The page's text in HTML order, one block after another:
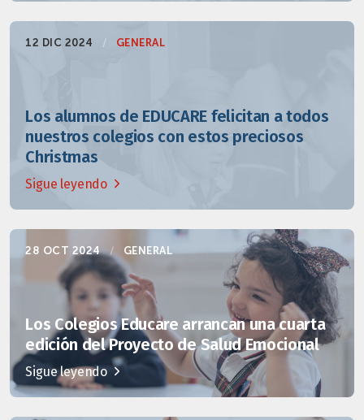
12 DIC 2024 / GENERAL
Los alumnos de EDUCARE felicitan a todos
nuestros colegios con estos preciosos
Christmas
Sigue leyendo
28 OCT 2024 / GENERAL
Los Colegios Educare arrancan una cuarta
edición del Proyecto de Salud Emocional
Sigue leyendo